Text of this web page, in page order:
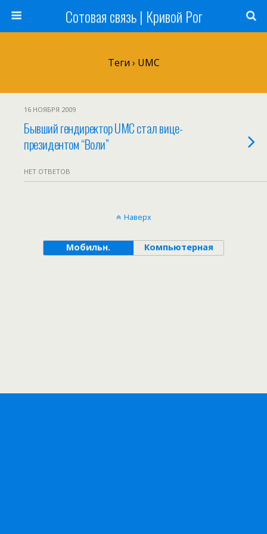
Сотовая связь | Кривой Рог
Теги › UMC
16 НОЯБРЯ 2009
Бывший гендиректор UMC стал вице-
президентом “Воли”
НЕТ ОТВЕТОВ
Наверх
Мобильн. Компьютерная